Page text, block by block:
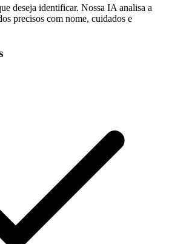
deseja identificar. Nossa IA analisa a
precisos com nome, cuidados e